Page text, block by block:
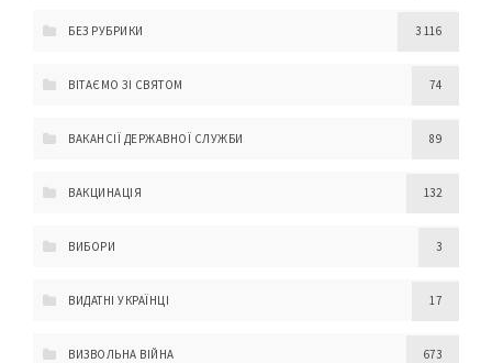
БЕЗ РУБРИКИ 3 116
ВІТАЄМО ЗІ СВЯТОМ 74
ВАКАНСІЇ ДЕРЖАВНОЇ СЛУЖБИ 89
ВАКЦИНАЦІЯ 132
ВИБОРИ 3
ВИДАТНІ УКРАЇНЦІ 17
ВИЗВОЛЬНА ВІЙНА 673